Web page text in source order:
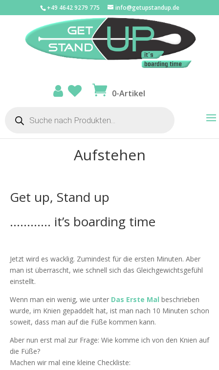
+49 4642 9279 775 info@getupstandup.de
0-Artikel
search
Aufstehen
Get up, Stand up
………… it’s boarding time
Jetzt wird es wacklig. Zumindest für die ersten Minuten. Aber
man ist überrascht, wie schnell sich das Gleichgewichtsgefühl
einstellt.
Wenn man ein wenig, wie unter Das Erste Mal beschrieben
wurde, im Knien gepaddelt hat, ist man nach 10 Minuten schon
soweit, dass man auf die Füße kommen kann.
Aber nun erst mal zur Frage: Wie komme ich von den Knien auf
die Füße?
Machen wir mal eine kleine Checkliste: